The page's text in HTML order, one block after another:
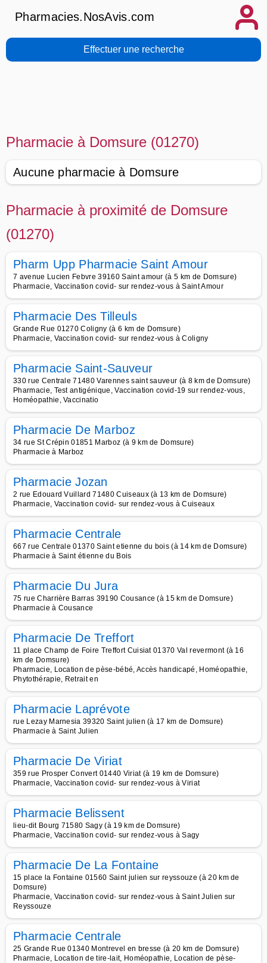
Pharmacies.NosAvis.com
Effectuer une recherche
Pharmacie à Domsure (01270)
Aucune pharmacie à Domsure
Pharmacie à proximité de Domsure
(01270)
Pharm Upp Pharmacie Saint Amour
7 avenue Lucien Febvre 39160 Saint amour (à 5 km de Domsure)
Pharmacie, Vaccination covid- sur rendez-vous à Saint Amour
Pharmacie Des Tilleuls
Grande Rue 01270 Coligny (à 6 km de Domsure)
Pharmacie, Vaccination covid- sur rendez-vous à Coligny
Pharmacie Saint-Sauveur
330 rue Centrale 71480 Varennes saint sauveur (à 8 km de Domsure)
Pharmacie, Test antigénique, Vaccination covid-19 sur rendez-vous,
Homéopathie, Vaccinatio
Pharmacie De Marboz
34 rue St Crépin 01851 Marboz (à 9 km de Domsure)
Pharmacie à Marboz
Pharmacie Jozan
2 rue Edouard Vuillard 71480 Cuiseaux (à 13 km de Domsure)
Pharmacie, Vaccination covid- sur rendez-vous à Cuiseaux
Pharmacie Centrale
667 rue Centrale 01370 Saint etienne du bois (à 14 km de Domsure)
Pharmacie à Saint étienne du Bois
Pharmacie Du Jura
75 rue Charrière Barras 39190 Cousance (à 15 km de Domsure)
Pharmacie à Cousance
Pharmacie De Treffort
11 place Champ de Foire Treffort Cuisiat 01370 Val revermont (à 16
km de Domsure)
Pharmacie, Location de pèse-bébé, Accès handicapé, Homéopathie,
Phytothérapie, Retrait en
Pharmacie Laprévote
rue Lezay Marnesia 39320 Saint julien (à 17 km de Domsure)
Pharmacie à Saint Julien
Pharmacie De Viriat
359 rue Prosper Convert 01440 Viriat (à 19 km de Domsure)
Pharmacie, Vaccination covid- sur rendez-vous à Viriat
Pharmacie Belissent
lieu-dit Bourg 71580 Sagy (à 19 km de Domsure)
Pharmacie, Vaccination covid- sur rendez-vous à Sagy
Pharmacie De La Fontaine
15 place la Fontaine 01560 Saint julien sur reyssouze (à 20 km de
Domsure)
Pharmacie, Vaccination covid- sur rendez-vous à Saint Julien sur
Reyssouze
Pharmacie Centrale
25 Grande Rue 01340 Montrevel en bresse (à 20 km de Domsure)
Pharmacie, Location de tire-lait, Homéopathie, Location de pèse-